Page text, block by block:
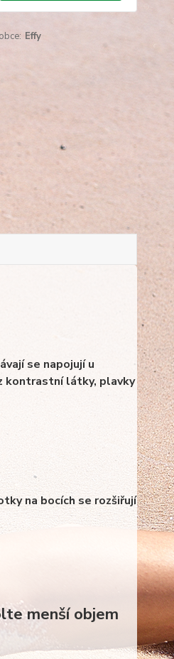
Effy
se napojují u
kontrastní látky, plavky
na bocích se rozšiřují
menší objem